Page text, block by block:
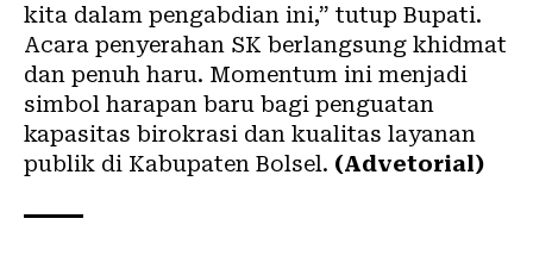
kita dalam pengabdian ini,” tutup Bupati.
Acara penyerahan SK berlangsung khidmat
dan penuh haru. Momentum ini menjadi
simbol harapan baru bagi penguatan
kapasitas birokrasi dan kualitas layanan
publik di Kabupaten Bolsel. (Advetorial)